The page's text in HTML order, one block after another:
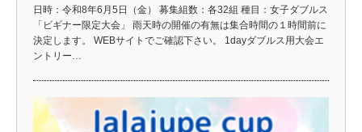
日時：令和8年6月5日（金） 募集組数：各32組 種目：女子ダブルス
「ビギナー限定大会」 雨天時の開催の有無は集合時間の１時間前に
決定します。 WEBサイトでご確認下さい。 1dayダブルス用大会エ
ントリー…